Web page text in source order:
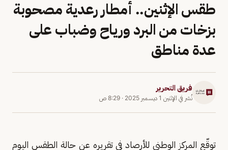
طقس الإثنين.. أمطار رعدية مصحوبة
بزخات من البرد ورياح وضباب على
عدة مناطق
فريق التحرير
نُشر في الإثنين 1 ديسمبر 2025 · 8:29 ص
توقّع المركز الوطني للأرصاد في تقريره عن حالة الطقس اليوم